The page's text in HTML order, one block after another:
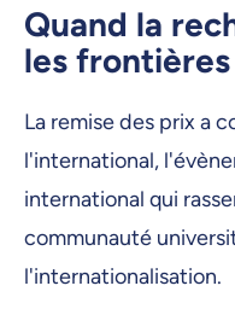
Quand la
les frontières
La remise des prix a
l'international,
international qui
communauté
l'internationalisation.